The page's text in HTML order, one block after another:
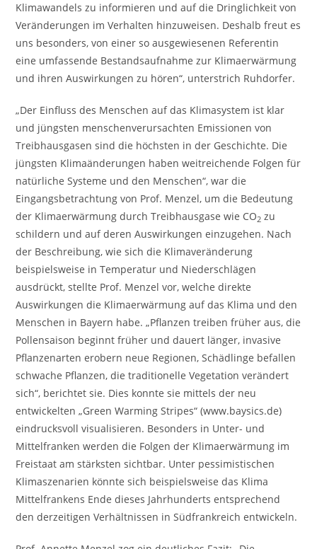
Klimawandels zu informieren und auf die Dringlichkeit von
Veränderungen im Verhalten hinzuweisen. Deshalb freut es
uns besonders, von einer so ausgewiesenen Referentin
eine umfassende Bestandsaufnahme zur Klimaerwärmung
und ihren Auswirkungen zu hören“, unterstrich Ruhdorfer.
„Der Einfluss des Menschen auf das Klimasystem ist klar
und jüngsten menschenverursachten Emissionen von
Treibhausgasen sind die höchsten in der Geschichte. Die
jüngsten Klimaänderungen haben weitreichende Folgen für
natürliche Systeme und den Menschen“, war die
Eingangsbetrachtung von Prof. Menzel, um die Bedeutung
der Klimaerwärmung durch Treibhausgase wie CO2 zu
schildern und auf deren Auswirkungen einzugehen. Nach
der Beschreibung, wie sich die Klimaveränderung
beispielsweise in Temperatur und Niederschlägen
ausdrückt, stellte Prof. Menzel vor, welche direkte
Auswirkungen die Klimaerwärmung auf das Klima und den
Menschen in Bayern habe. „Pflanzen treiben früher aus, die
Pollensaison beginnt früher und dauert länger, invasive
Pflanzenarten erobern neue Regionen, Schädlinge befallen
schwache Pflanzen, die traditionelle Vegetation verändert
sich“, berichtet sie. Dies konnte sie mittels der neu
entwickelten „Green Warming Stripes“ (www.baysics.de)
eindrucksvoll visualisieren. Besonders in Unter- und
Mittelfranken werden die Folgen der Klimaerwärmung im
Freistaat am stärksten sichtbar. Unter pessimistischen
Klimaszenarien könnte sich beispielsweise das Klima
Mittelfrankens Ende dieses Jahrhunderts entsprechend
den derzeitigen Verhältnissen in Südfrankreich entwickeln.